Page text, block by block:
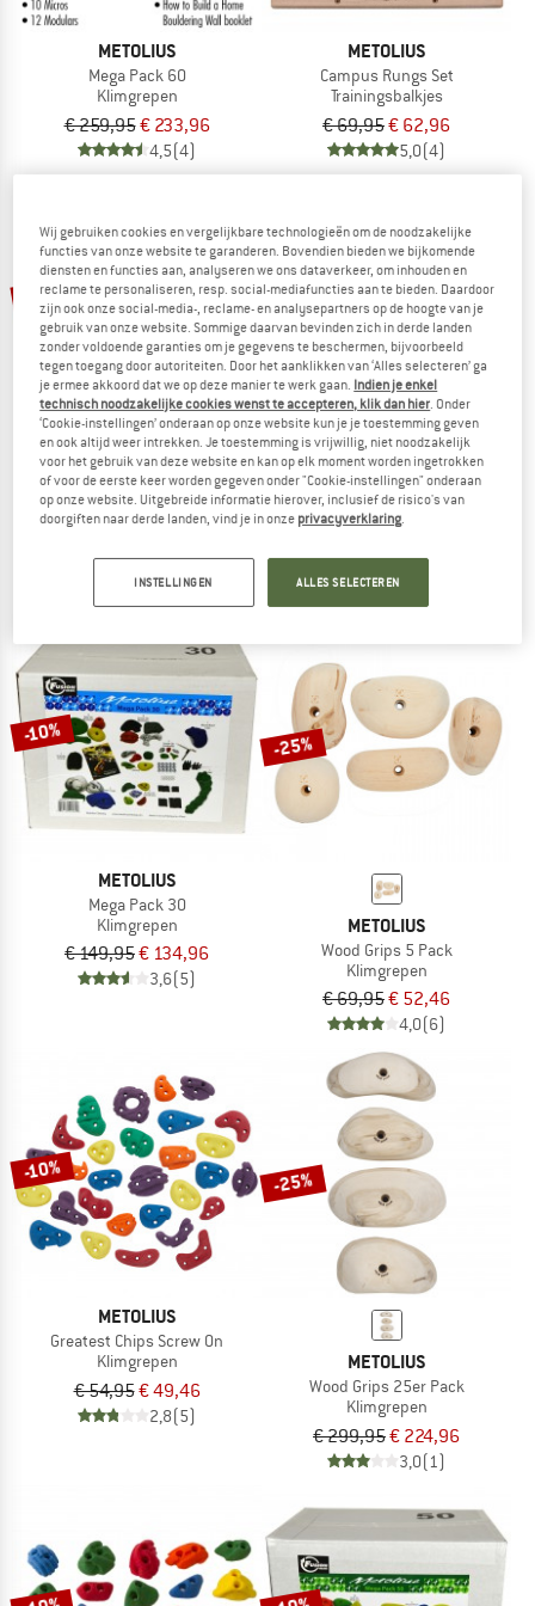
METOLIUS
Mega Pack 60
Klimgrepen
€ 259,95€ 233,96
4,5(4)
METOLIUS
Campus Rungs Set
Trainingsbalkjes
€ 69,95€ 62,96
5,0(4)
-20%
METOLIUS
Campus Rungs
Trainingsbalkjes
€ 54,95vanaf € 43,96
-20%
METOLIUS
Super 7 Set Naturals
Klimgrepen
€ 54,95€ 43,96
-10%
METOLIUS
Mega Pack 30
Klimgrepen
€ 149,95€ 134,96
3,6(5)
-25%
METOLIUS
Wood Grips 5 Pack
Klimgrepen
€ 69,95€ 52,46
4,0(6)
-10%
METOLIUS
Greatest Chips Screw On
Klimgrepen
€ 54,95€ 49,46
2,8(5)
-25%
METOLIUS
Wood Grips 25er Pack
Klimgrepen
€ 299,95€ 224,96
3,0(1)
Wij gebruiken cookies en vergelijkbare technologieën om de noodzakelijke
functies van onze website te garanderen. Bovendien bieden we bijkomende
diensten en functies aan, analyseren we ons dataverkeer, om inhouden en
reclame te personaliseren, resp. social-mediafuncties aan te bieden. Daardoor
zijn ook onze social-media-, reclame- en analysepartners op de hoogte van je
gebruik van onze website. Sommige daarvan bevinden zich in derde landen
zonder voldoende garanties om je gegevens te beschermen, bijvoorbeeld
tegen toegang door autoriteiten. Door het aanklikken van ‘Alles selecteren’ ga
je ermee akkoord dat we op deze manier te werk gaan. Indien je enkel
technisch noodzakelijke cookies wenst te accepteren, klik dan hier. Onder
‘Cookie-instellingen’ onderaan op onze website kun je je toestemming geven
en ook altijd weer intrekken. Je toestemming is vrijwillig, niet noodzakelijk
voor het gebruik van deze website en kan op elk moment worden ingetrokken
of voor de eerste keer worden gegeven onder "Cookie-instellingen" onderaan
op onze website. Uitgebreide informatie hierover, inclusief de risico's van
doorgiften naar derde landen, vind je in onze privacyverklaring.
INSTELLINGEN ALLES SELECTEREN